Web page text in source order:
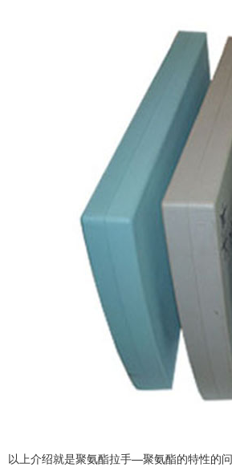
以上介绍就是聚氨酯拉手—聚氨酯的特性的